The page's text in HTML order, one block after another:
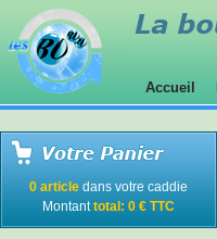
Accueil
0 article dans votre caddie
Montanttotal: 0 € TTC